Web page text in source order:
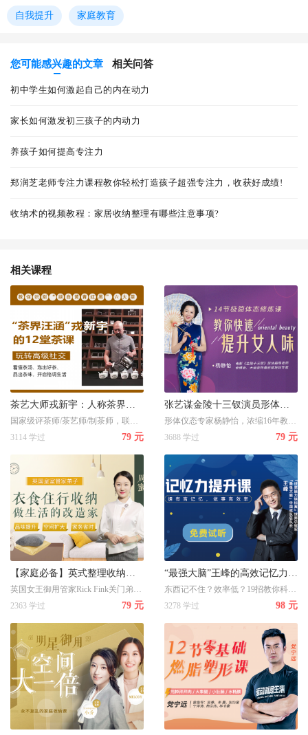
自我提升 家庭教育
您可能感兴趣的文章 相关问答
初中学生如何激起自己的内在动力
家长如何激发初三孩子的内动力
养孩子如何提高专注力
郑润芝老师专注力课程教你轻松打造孩子超强专注力，收获好成绩!
收纳术的视频教程：家居收纳整理有哪些注意事项?
相关课程
3114 学过
79 元
3688 学过
79 元
英国女王御用管家Rick Fink关门弟子，曾让1000万人通过网络了提升家居品味，家务省时省力，让你住的更舒心
2363 学过
79 元
东西记不住？效率低？19招教你科学提高记忆力
3278 学过
98 元